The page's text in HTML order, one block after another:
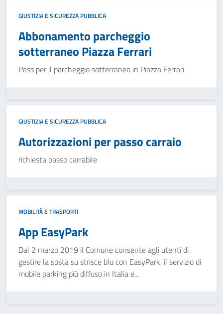
GIUSTIZIA E SICUREZZA PUBBLICA
Abbonamento parcheggio
sotterraneo Piazza Ferrari
Pass per il parcheggio sotterraneo in Piazza Ferrari
GIUSTIZIA E SICUREZZA PUBBLICA
Autorizzazioni per passo carraio
richiesta passo carrabile
MOBILITÀ E TRASPORTI
App EasyPark
Dal 2 marzo 2019 il Comune consente agli utenti di
gestire la sosta su strisce blu con EasyPark, il servizio di
mobile parking più diffuso in Italia e...